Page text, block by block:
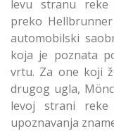
levu stranu reke
preko
automobilski
koja je poznata
vrtu. Za one koji
drugog ugla,
levoj strani
upoznavanja